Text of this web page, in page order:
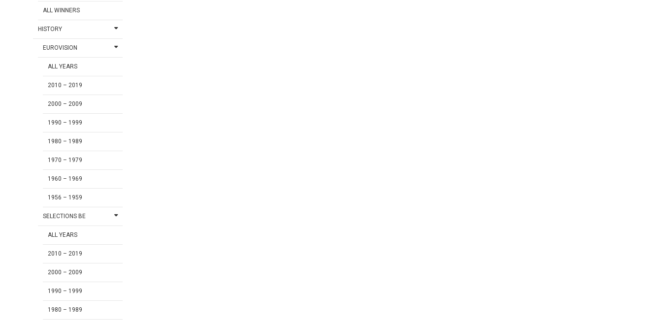
ALL WINNERS
HISTORY
EUROVISION
ALL YEARS
2010 – 2019
2000 – 2009
1990 – 1999
1980 – 1989
1970 – 1979
1960 – 1969
1956 – 1959
SELECTIONS BE
ALL YEARS
2010 – 2019
2000 – 2009
1990 – 1999
1980 – 1989